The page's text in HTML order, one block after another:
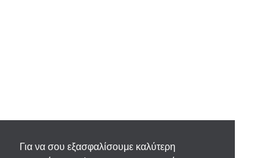
Για να σου εξασφαλίσουμε καλύτερη